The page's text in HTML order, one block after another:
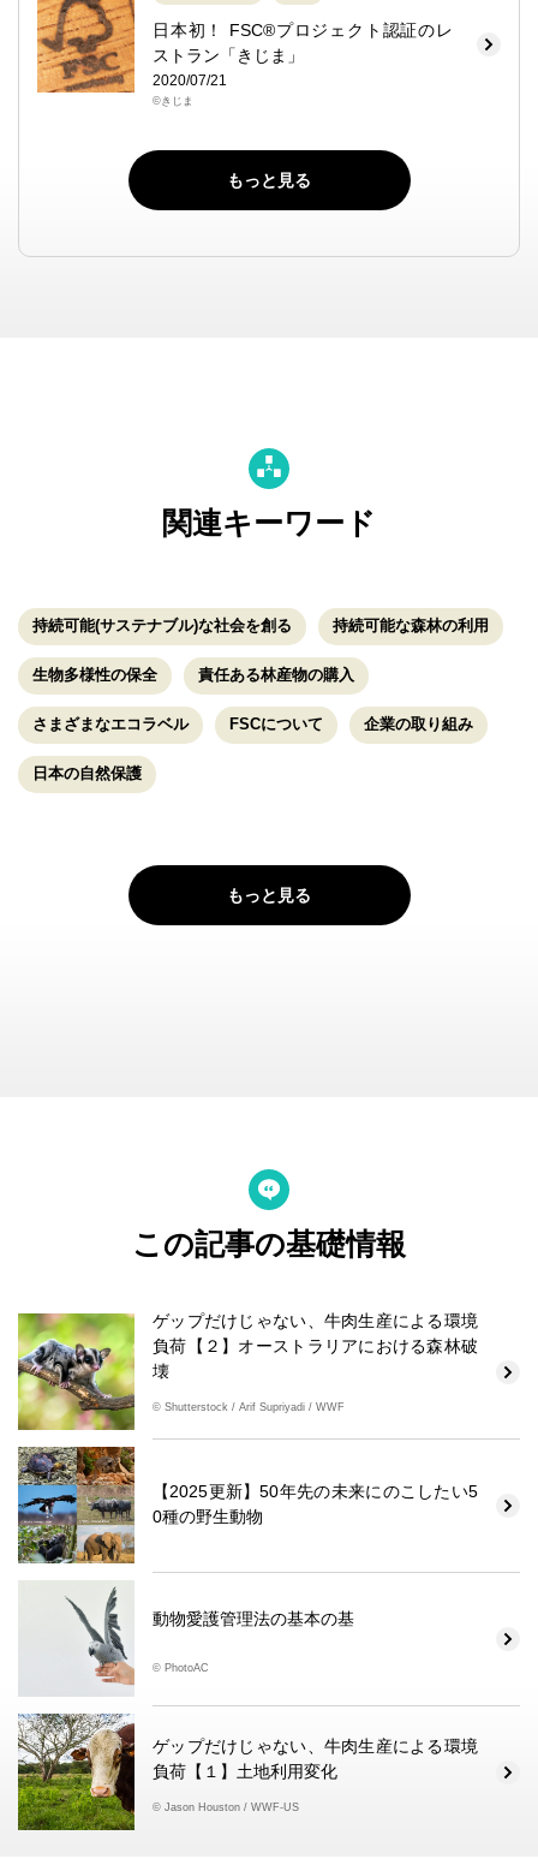
日本初！ FSC®プロジェクト認証のレ
ストラン「きじま」
2020/07/21
©きじま
もっと見る
関連キーワード
持続可能(サステナブル)な社会を創る 持続可能な森林の利用
生物多様性の保全 責任ある林産物の購入
さまざまなエコラベル FSCについて 企業の取り組み
日本の自然保護
もっと見る
この記事の基礎情報
ゲップだけじゃない、牛肉生産による環境
負荷【２】オーストラリアにおける森林破
壊
© Shutterstock / Arif Supriyadi / WWF
【2025更新】50年先の未来にのこしたい5
0種の野生動物
動物愛護管理法の基本の基
© PhotoAC
ゲップだけじゃない、牛肉生産による環境
負荷【１】土地利用変化
© Jason Houston / WWF-US